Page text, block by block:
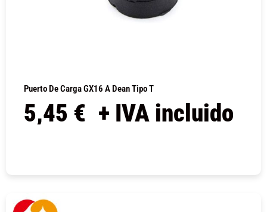
Puerto De Carga GX16 A Dean Tipo T
5,45 € + IVA incluido